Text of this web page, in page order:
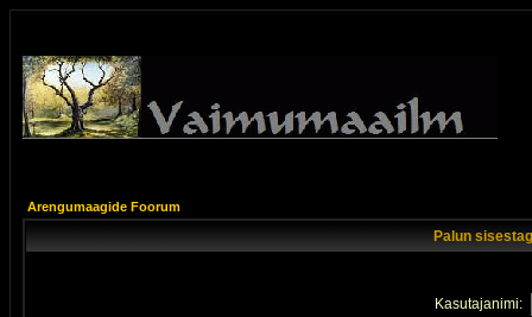
Arengumaagide Foorum
Palun
Kasutajanimi: